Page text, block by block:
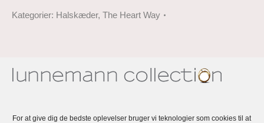
For at give dig de bedste oplevelser bruger vi teknologier som cookies til at
Vedhæng
Kategorier: Halskæder, The Heart Way
Beskrivelse
Lunnemann The Heart Way – en kollektion